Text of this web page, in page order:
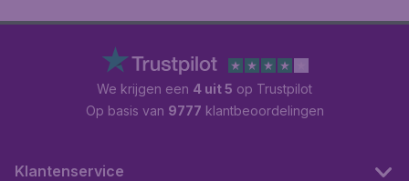
We krijgen een 4 uit 5 op Trustpilot
Op basis van 9777 klantbeoordelingen
Klantenservice